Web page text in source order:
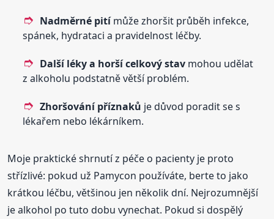
Nadměrné pitímůže zhoršit průběh infekce,
spánek, hydrataci a pravidelnost léčby.
Další léky a horší celkový stav mohou udělat
z alkoholu podstatně větší problém.
Zhoršování příznaků je důvod poradit se s
lékařem nebo lékárníkem.
Moje praktické shrnutí z péče o pacienty je proto
střízlivé: pokud už Pamycon používáte, berte to jako
krátkou léčbu, většinou jen několik dní. Nejrozumnější
je alkohol po tuto dobu vynechat. Pokud si dospělý